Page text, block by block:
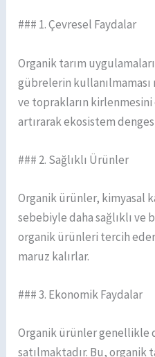
### 1. Çevresel Faydalar
Organik tarım
gübrelerin kullanılmaması
ve toprakların
artırarak ekosistem
### 2. Sağlıklı Ürünler
Organik ürünler, kimyasal
sebebiyle daha sağlıklı
organik ürünleri tercih
maruz kalırlar.
### 3. Ekonomik Faydalar
Organik ürünler genellikle
satılmaktadır. Bu, organik